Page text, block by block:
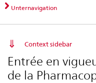
legali,
Unternavigation
Context sidebar
Entrée en
de la